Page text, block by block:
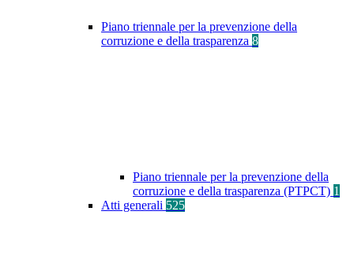
Piano triennale per la prevenzione della
corruzione e della trasparenza 8
Piano triennale per la prevenzione della
corruzione e della trasparenza (PTPCT) 1
Atti generali 525